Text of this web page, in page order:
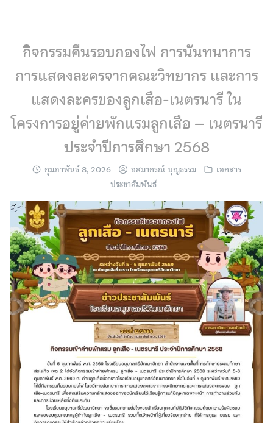
กิจกรรมคืนรอบกองไฟ การนันทนาการ
การแสดงละครจากคณะวิทยากร และการ
แสดงละครของลูกเสือ-เนตรนารี ใน
โครงการอยู่ค่ายพักแรมลูกเสือ – เนตรนารี
ประจำปีการศึกษา 2568
กุมภาพันธ์ 8, 2026 อสมากรณ์ บุญธรรม
เอกสาร
ประชาสัมพันธ์